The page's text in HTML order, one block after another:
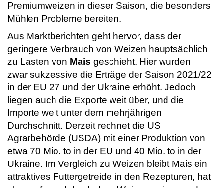
Premiumweizen in dieser Saison, die besonders
Mühlen Probleme bereiten.
Aus Marktberichten geht hervor, dass der
geringere Verbrauch von Weizen hauptsächlich
zu Lasten von Mais geschieht. Hier wurden
zwar sukzessive die Erträge der Saison 2021/22
in der EU 27 und der Ukraine erhöht. Jedoch
liegen auch die Exporte weit über, und die
Importe weit unter dem mehrjährigen
Durchschnitt. Derzeit rechnet die US
Agrarbehörde (USDA) mit einer Produktion von
etwa 70 Mio. to in der EU und 40 Mio. to in der
Ukraine. Im Vergleich zu Weizen bleibt Mais ein
attraktives Futtergetreide in den Rezepturen, hat